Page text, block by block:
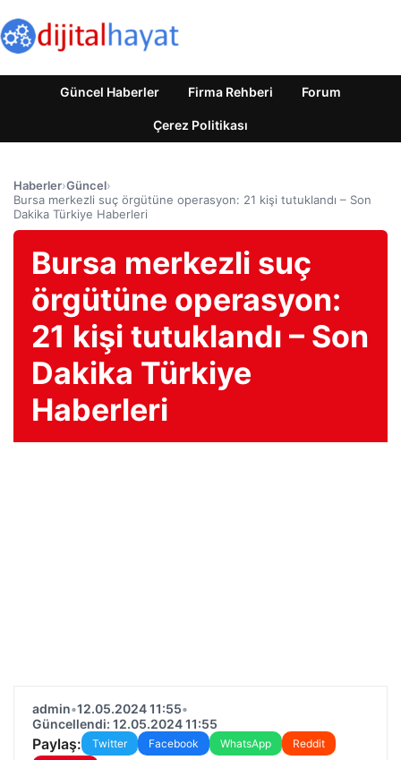
Güncel Haberler Firma Rehberi Forum
Çerez Politikası
Haberler›Güncel›
Bursa merkezli suç örgütüne operasyon: 21 kişi tutuklandı – Son
Dakika Türkiye Haberleri
Bursa merkezli suç
örgütüne operasyon:
21 kişi tutuklandı – Son
Dakika Türkiye
Haberleri
admin•12.05.2024 11:55•
Güncellendi: 12.05.2024 11:55
Paylaş: Twitter Facebook WhatsApp
Reddit